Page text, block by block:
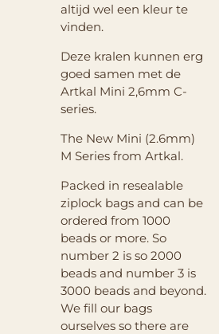
altijd wel een kleur te
vinden.
Deze kralen kunnen erg
goed samen met de
Artkal Mini 2,6mm C-
series.
The New Mini (2.6mm)
M Series from Artkal.
Packed in resealable
ziplock bags and can be
ordered from 1000
beads or more. So
number 2 is so 2000
beads and number 3 is
3000 beads and beyond.
We fill our bags
ourselves so there are